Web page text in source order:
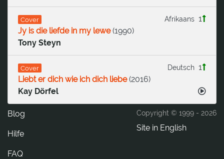
Cover 1
Afrikaans
Jy is die liefde in my lewe(1990)
Tony Steyn
Cover 1
Deutsch
Liebt er dich wie ich dich liebe(2016)
Kay Dörfel
Copyright © 1999 - 2026
Site in English
Blog
Hilfe
FAQ